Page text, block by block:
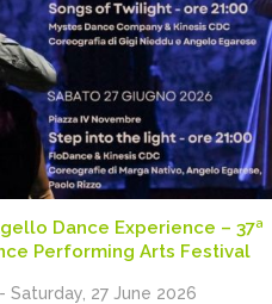
Dance Experience – 37ª
Performing Arts Festival
- Saturday, 27 June 2026